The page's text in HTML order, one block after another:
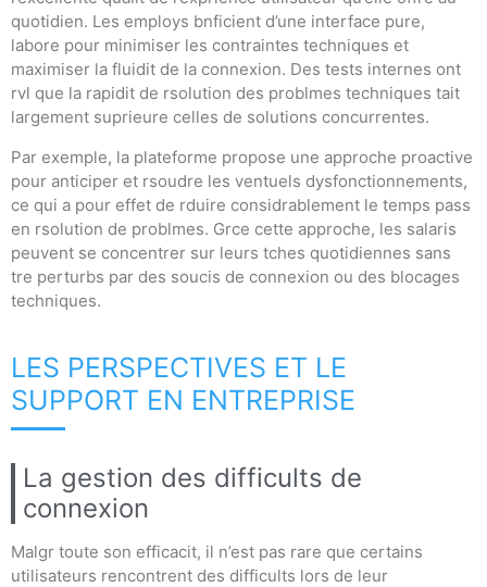
quotidien. Les employs bnficient d’une interface pure,
labore pour minimiser les contraintes techniques et
maximiser la fluidit de la connexion. Des tests internes ont
rvl que la rapidit de rsolution des problmes techniques tait
largement suprieure celles de solutions concurrentes.
Par exemple, la plateforme propose une approche proactive
pour anticiper et rsoudre les ventuels dysfonctionnements,
ce qui a pour effet de rduire considrablement le temps pass
en rsolution de problmes. Grce cette approche, les salaris
peuvent se concentrer sur leurs tches quotidiennes sans
tre perturbs par des soucis de connexion ou des blocages
techniques.
LES PERSPECTIVES ET LE
SUPPORT EN ENTREPRISE
La gestion des difficults de
connexion
Malgr toute son efficacit, il n’est pas rare que certains
utilisateurs rencontrent des difficults lors de leur